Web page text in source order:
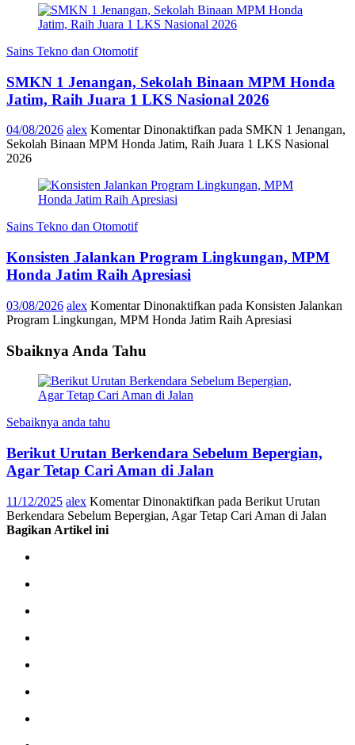
Sains Tekno dan Otomotif
SMKN 1 Jenangan, Sekolah Binaan MPM Honda
Jatim, Raih Juara 1 LKS Nasional 2026
04/08/2026 alex Komentar Dinonaktifkan pada SMKN 1 Jenangan,
Sekolah Binaan MPM Honda Jatim, Raih Juara 1 LKS Nasional
2026
Sains Tekno dan Otomotif
Konsisten Jalankan Program Lingkungan, MPM
Honda Jatim Raih Apresiasi
03/08/2026 alex Komentar Dinonaktifkan pada Konsisten Jalankan
Program Lingkungan, MPM Honda Jatim Raih Apresiasi
Sbaiknya Anda Tahu
Sebaiknya anda tahu
Berikut Urutan Berkendara Sebelum Bepergian,
Agar Tetap Cari Aman di Jalan
11/12/2025 alex Komentar Dinonaktifkan pada Berikut Urutan
Berkendara Sebelum Bepergian, Agar Tetap Cari Aman di Jalan
Bagikan Artikel ini